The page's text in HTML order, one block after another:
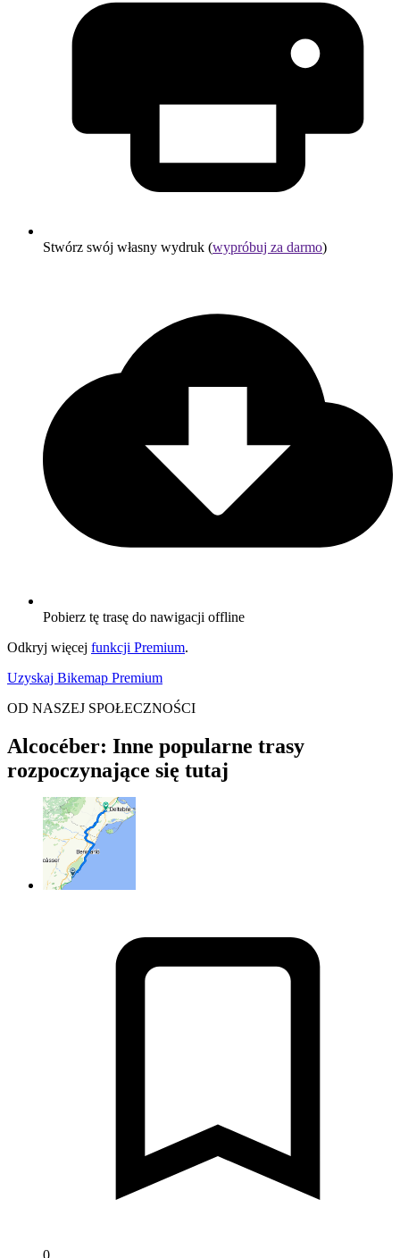
Stwórz swój własny wydruk (wypróbuj za darmo)
Pobierz tę trasę do nawigacji offline
Odkryj więcej funkcji Premium.
Uzyskaj Bikemap Premium
OD NASZEJ SPOŁECZNOŚCI
Alcocéber: Inne popularne trasy
rozpoczynające się tutaj